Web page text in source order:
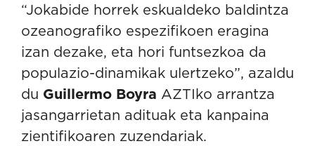
“Jokabide horrek eskualdeko baldintza
ozeanografiko espezifikoen eragina
izan dezake, eta hori funtsezkoa da
populazio-dinamikak ulertzeko”, azaldu
du Guillermo Boyra AZTIko arrantza
jasangarrietan adituak eta kanpaina
zientifikoaren zuzendariak.